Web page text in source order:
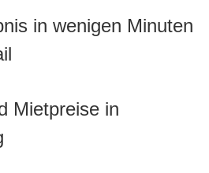
in wenigen Minuten
Mietpreise in